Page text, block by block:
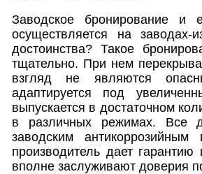
Заводское бронирование и
осуществляется на
достоинства? Такое
тщательно. При нем
взгляд не являются
адаптируется под
выпускается в достаточном
в различных режимах. Все
заводским
производитель дает
вполне заслуживают доверия